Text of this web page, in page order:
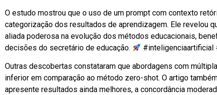
O estudo mostrou que o uso de um prompt com contexto
categorização dos resultados de aprendizagem. Ele revelou
aliada poderosa na evolução dos métodos educacionais,
decisões do secretário de educação.
#inteligenciaartificial
Outras descobertas constataram que abordagens com
inferior em comparação ao método zero-shot. O artigo
apresente resultados ainda melhores, a concordância